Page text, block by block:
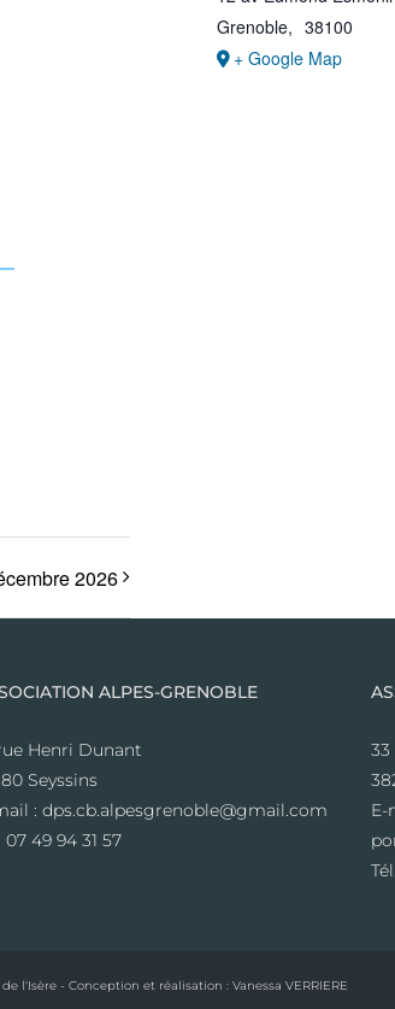
2026
Grenoble, 38100
+ Google Map
ALPES-GRENOBLE
Henri Dunant
Seyssins
: dps.cb.alpesgrenoble@gmail.com
07 49 94 31 57
E-
l'Isère - Conception et réalisation : Vanessa VERRIERE